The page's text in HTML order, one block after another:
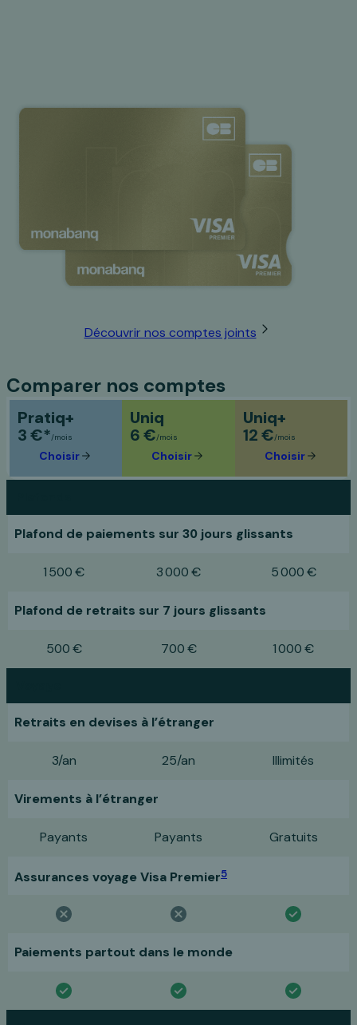
Découvrir nos comptes joints
Comparer nos comptes
Pratiq+
3 €*/mois
Choisir
Uniq
6 €/mois
Choisir
Uniq+
12 €/mois
Choisir
Plafond de paiements sur 30 jours glissants
1 500 € 3 000 € 5 000 €
Plafond de retraits sur 7 jours glissants
500 € 700 € 1 000 €
Retraits en devises à l’étranger
3/an 25/an Illimités
Virements à l’étranger
Payants Payants Gratuits
Assurances voyage Visa Premier5
Paiements partout dans le monde